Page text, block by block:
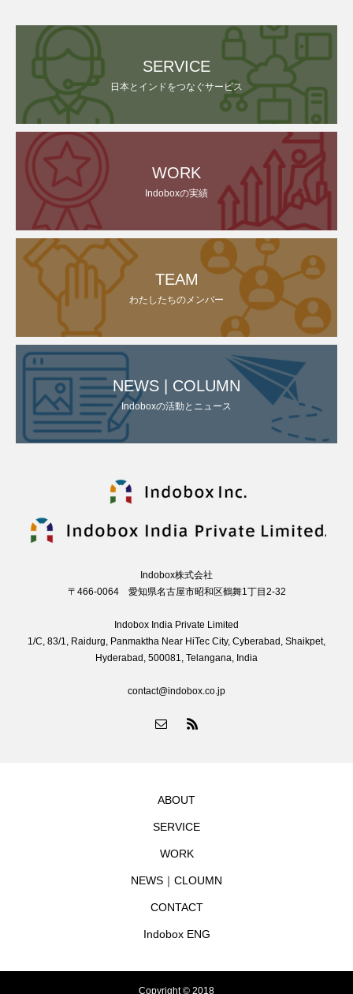
SERVICE
日本とインドをつなぐサービス
WORK
Indoboxの実績
TEAM
わたしたちのメンバー
NEWS | COLUMN
Indoboxの活動とニュース
Indobox株式会社
〒466-0064 愛知県名古屋市昭和区鶴舞1丁目2-32
Indobox India Private Limited
1/C, 83/1, Raidurg, Panmaktha Near HiTec City, Cyberabad, Shaikpet,
Hyderabad, 500081, Telangana, India
contact@indobox.co.jp
ABOUT
SERVICE
WORK
NEWS｜CLOUMN
CONTACT
Indobox ENG
Copyright © 2018